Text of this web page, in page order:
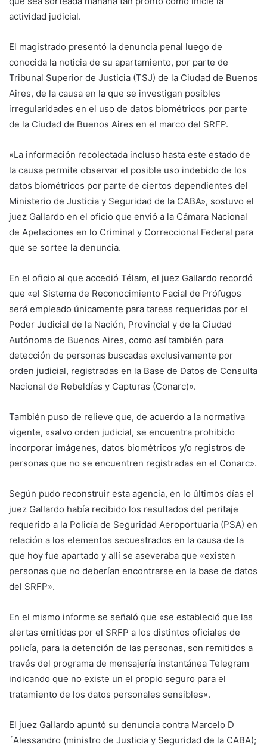
actividad judicial.
El magistrado presentó la denuncia penal luego de
conocida la noticia de su apartamiento, por parte de
Tribunal Superior de Justicia (TSJ) de la Ciudad de Buenos
Aires, de la causa en la que se investigan posibles
irregularidades en el uso de datos biométricos por parte
de la Ciudad de Buenos Aires en el marco del SRFP.
«La información recolectada incluso hasta este estado de
la causa permite observar el posible uso indebido de los
datos biométricos por parte de ciertos dependientes del
Ministerio de Justicia y Seguridad de la CABA», sostuvo el
juez Gallardo en el oficio que envió a la Cámara Nacional
de Apelaciones en lo Criminal y Correccional Federal para
que se sortee la denuncia.
En el oficio al que accedió Télam, el juez Gallardo recordó
que «el Sistema de Reconocimiento Facial de Prófugos
será empleado únicamente para tareas requeridas por el
Poder Judicial de la Nación, Provincial y de la Ciudad
Autónoma de Buenos Aires, como así también para
detección de personas buscadas exclusivamente por
orden judicial, registradas en la Base de Datos de Consulta
Nacional de Rebeldías y Capturas (Conarc)».
También puso de relieve que, de acuerdo a la normativa
vigente, «salvo orden judicial, se encuentra prohibido
incorporar imágenes, datos biométricos y/o registros de
personas que no se encuentren registradas en el Conarc».
Según pudo reconstruir esta agencia, en lo últimos días el
juez Gallardo había recibido los resultados del peritaje
requerido a la Policía de Seguridad Aeroportuaria (PSA) en
relación a los elementos secuestrados en la causa de la
que hoy fue apartado y allí se aseveraba que «existen
personas que no deberían encontrarse en la base de datos
del SRFP».
En el mismo informe se señaló que «se estableció que las
alertas emitidas por el SRFP a los distintos oficiales de
policía, para la detención de las personas, son remitidos a
través del programa de mensajería instantánea Telegram
indicando que no existe un el propio seguro para el
tratamiento de los datos personales sensibles».
El juez Gallardo apuntó su denuncia contra Marcelo D
´Alessandro (ministro de Justicia y Seguridad de la CABA);